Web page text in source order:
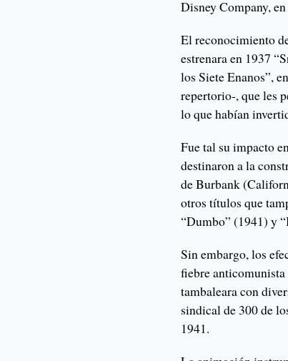
Disney Company,
El reconocimiento
estrenara en 1937
los Siete Enanos”,
repertorio-, que les
lo que habían
Fue tal su impacto
destinaron a la
de Burbank
otros títulos que
“Dumbo” (1941) y
Sin embargo, los
fiebre anticomunista
tambaleara con
sindical de 300 de
1941.